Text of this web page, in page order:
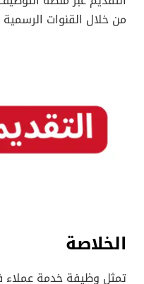
من خلال القنوات
الخلاصة
تمثل وظيفة خدمة عملاء